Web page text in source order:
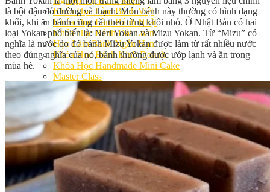
Khóa Học Làm Bánh Việt
Khóa Học Làm Bánh Nhật
Khóa Học Bánh Đài Loan
Học Làm Bánh Ngắn Hạn
Khóa Học Bánh Kinh Doanh
Khóa Học Handmade Mini Cake
Master Class
Chuyên Đề
Khai Giảng
Lịch học – Lịch thi
Đăng Ký Học
Công Thức
Cách Làm Bánh Việt
Cách Làm Bánh Âu
Cách Làm Bánh Kem
Cách Làm Bánh Mì
Cách Làm Bánh Trung Thu
là bột đậu đỏ đường và thạch. Món bánh này thường có hình dạng
khối, khi ăn bánh cũng cắt theo từng khối nhỏ. Ở Nhật Bản có hai
loại Yokan phổ biến là: Neri Yokan và Mizu Yokan. Từ “Mizu” có
nghĩa là nước do đó bánh Mizu Yokan được làm từ rất nhiều nước
theo đúng nghĩa của nó, bánh thường được ướp lạnh và ăn trong
mùa hè.